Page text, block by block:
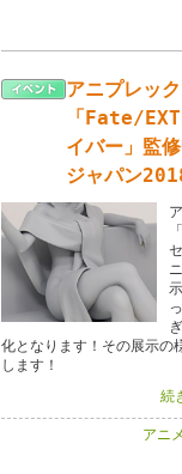
アニプレッ
「Fate/
イバー」監
ジャパン
化となります！その展示の
します！
続
アニ